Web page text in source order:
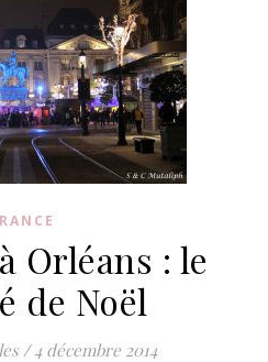
Orléans : le
de Noël
/ 4 décembre 2014